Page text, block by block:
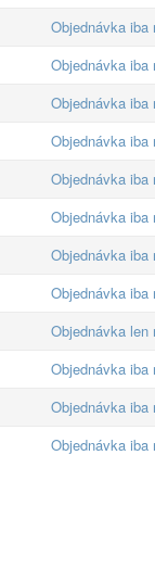
Objednávka iba
Objednávka iba
Objednávka iba
Objednávka iba
Objednávka iba
Objednávka iba
Objednávka iba
Objednávka iba
Objednávka len
Objednávka iba
Objednávka iba
Objednávka iba